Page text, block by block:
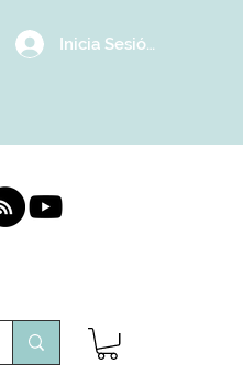
Inicia Sesión/